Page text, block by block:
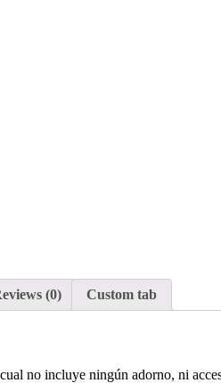
(0) Custom tab
no incluye ningún adorno, ni